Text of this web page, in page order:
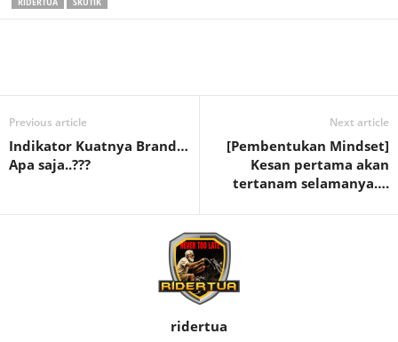
Previous article
Indikator Kuatnya Brand…
Apa saja..???
Next article
[Pembentukan Mindset]
Kesan pertama akan
tertanam selamanya….
ridertua